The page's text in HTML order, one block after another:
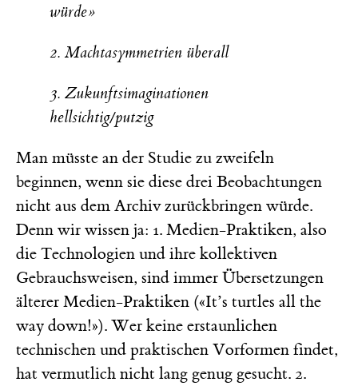
würde»
2. Machtasymmetrien überall
3. Zukunftsimaginationen
hellsichtig/putzig
Man müsste an der Studie zu zweifeln
beginnen, wenn sie diese drei Beobachtungen
nicht aus dem Archiv zurückbringen würde.
Denn wir wissen ja: 1. Medien-Praktiken, also
die Technologien und ihre kollektiven
Gebrauchsweisen, sind immer Übersetzungen
älterer Medien-Praktiken («It’s turtles all the
way down!»). Wer keine erstaunlichen
technischen und praktischen Vorformen findet,
hat vermutlich nicht lang genug gesucht. 2.